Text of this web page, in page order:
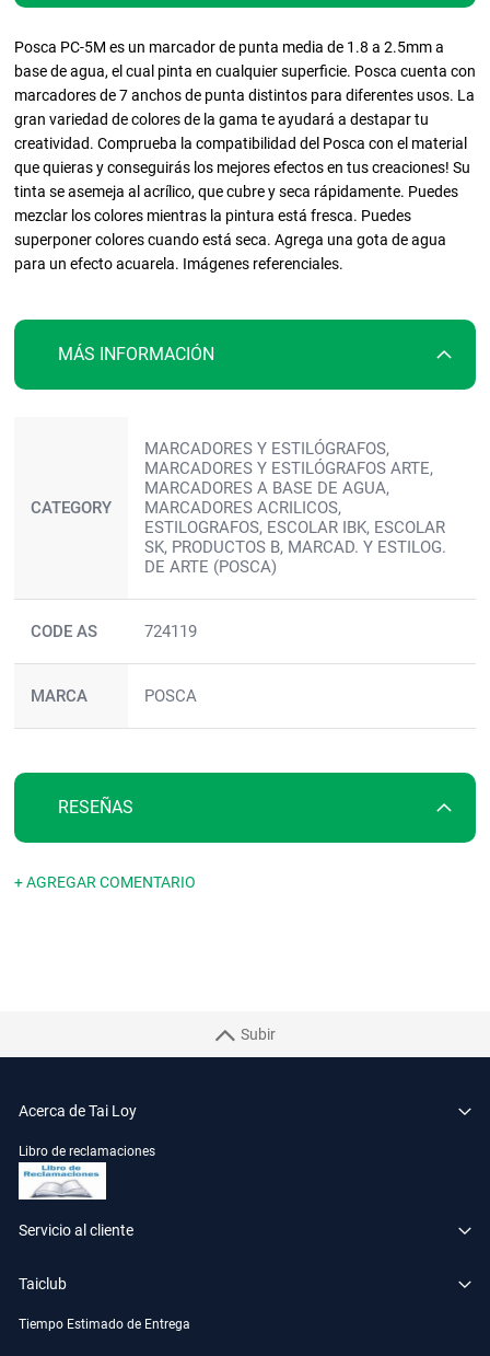
Posca PC-5M es un marcador de punta media de 1.8 a 2.5mm a
base de agua, el cual pinta en cualquier superficie. Posca cuenta con
marcadores de 7 anchos de punta distintos para diferentes usos. La
gran variedad de colores de la gama te ayudará a destapar tu
creatividad. Comprueba la compatibilidad del Posca con el material
que quieras y conseguirás los mejores efectos en tus creaciones! Su
tinta se asemeja al acrílico, que cubre y seca rápidamente. Puedes
mezclar los colores mientras la pintura está fresca. Puedes
superponer colores cuando está seca. Agrega una gota de agua
para un efecto acuarela. Imágenes referenciales.
MÁS INFORMACIÓN
CATEGORY
MARCADORES Y ESTILÓGRAFOS,
MARCADORES Y ESTILÓGRAFOS ARTE,
MARCADORES A BASE DE AGUA,
MARCADORES ACRILICOS,
ESTILOGRAFOS, ESCOLAR IBK, ESCOLAR
SK, PRODUCTOS B, MARCAD. Y ESTILOG.
DE ARTE (POSCA)
CODE AS 724119
MARCA POSCA
RESEÑAS
+ AGREGAR COMENTARIO
Subir
Acerca de Tai Loy
Libro de reclamaciones
Servicio al cliente
Taiclub
Tiempo Estimado de Entrega